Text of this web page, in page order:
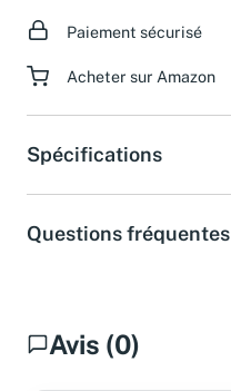
Paiement sécurisé
Acheter sur Amazon
Spécifications
Questions fréquentes
Avis (0)